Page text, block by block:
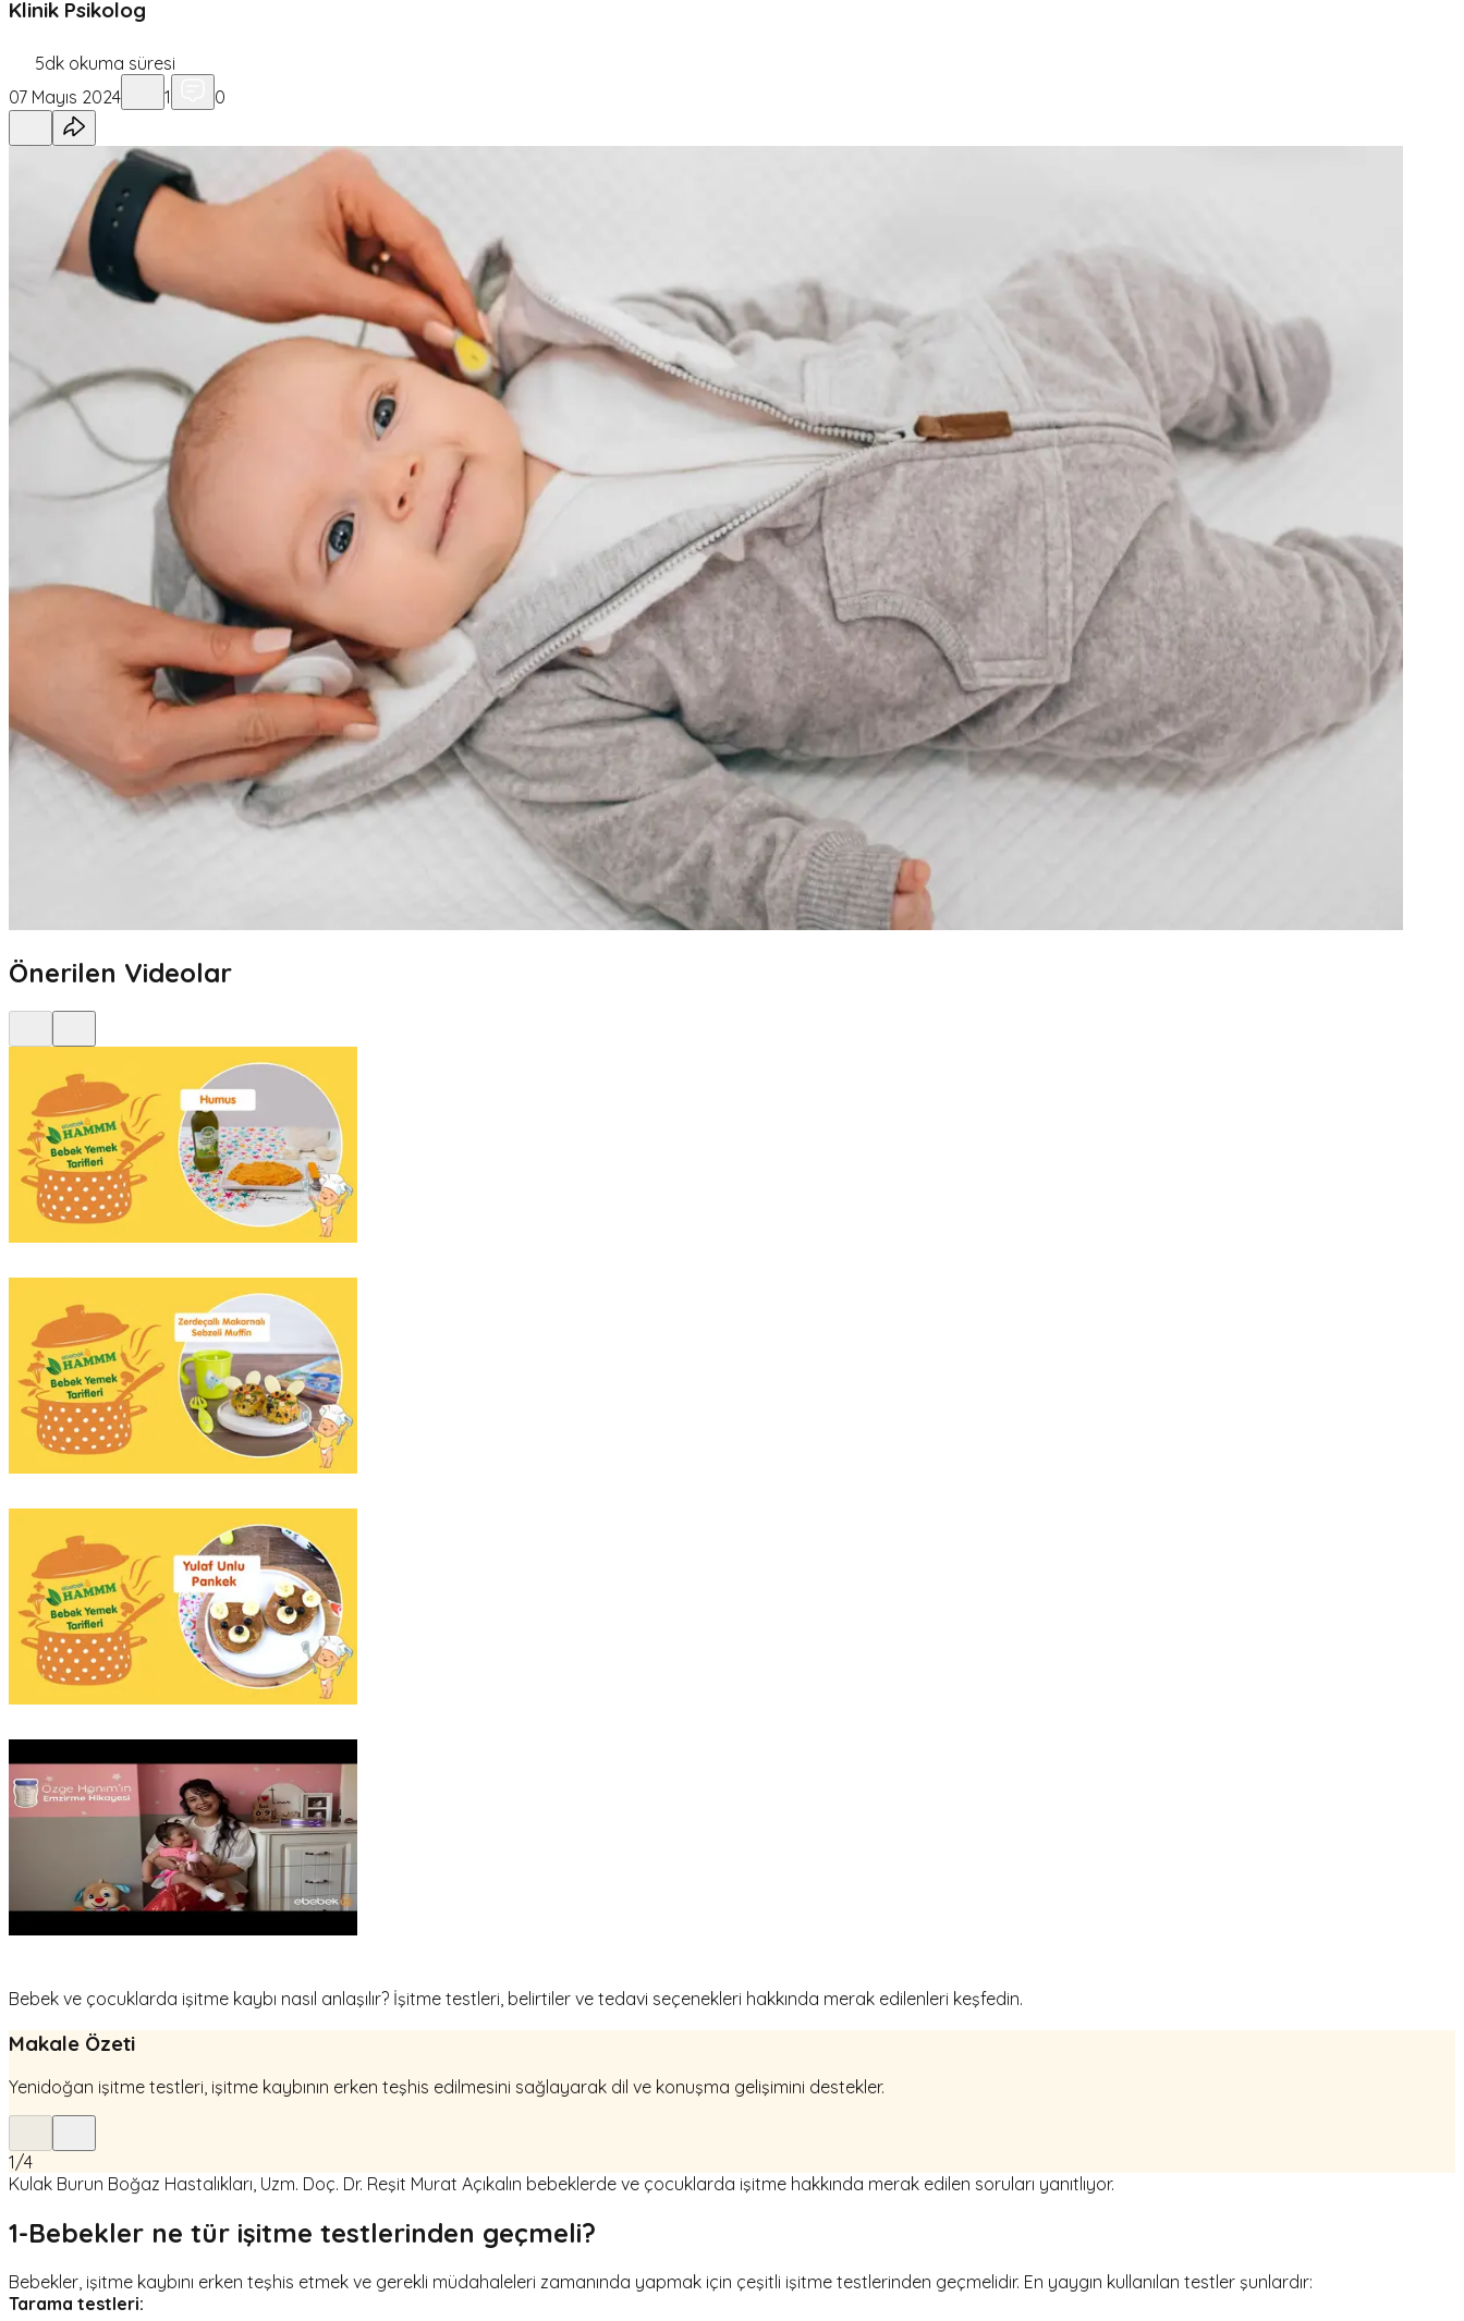
Klinik Psikolog
5dk okuma süresi
07 Mayıs 2024
1 0
Önerilen Videolar
Bebek ve çocuklarda işitme kaybı nasıl anlaşılır? İşitme testleri, belirtiler ve tedavi seçenekleri hakkında merak edilenleri keşfedin.
Makale Özeti
Yenidoğan işitme testleri, işitme kaybının erken teşhis edilmesini sağlayarak dil ve konuşma gelişimini destekler.
1/4
Kulak Burun Boğaz Hastalıkları, Uzm. Doç. Dr. Reşit Murat Açıkalın bebeklerde ve çocuklarda işitme hakkında merak edilen soruları yanıtlıyor.
1-Bebekler ne tür işitme testlerinden geçmeli?
Bebekler, işitme kaybını erken teşhis etmek ve gerekli müdahaleleri zamanında yapmak için çeşitli işitme testlerinden geçmelidir. En yaygın kullanılan testler şunlardır:
Tarama testleri: